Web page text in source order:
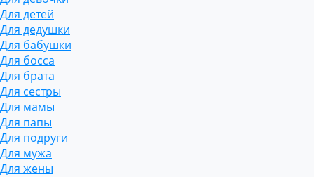
Для детей
Для дедушки
Для бабушки
Для босса
Для брата
Для сестры
Для мамы
Для папы
Для подруги
Для мужа
Для жены